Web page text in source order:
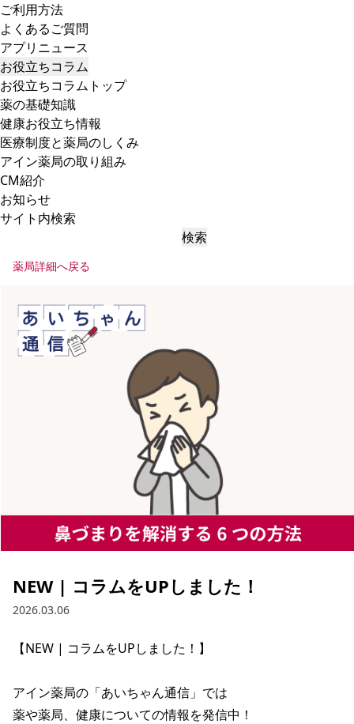
ご利用方法
よくあるご質問
アプリニュース
お役立ちコラム
お役立ちコラムトップ
薬の基礎知識
健康お役立ち情報
医療制度と薬局のしくみ
アイン薬局の取り組み
CM紹介
お知らせ
サイト内検索
検索
薬局詳細へ戻る
NEW | コラムをUPしました！
2026.03.06
【NEW | コラムをUPしました！】
アイン薬局の「あいちゃん通信」では
薬や薬局、健康についての情報を発信中！